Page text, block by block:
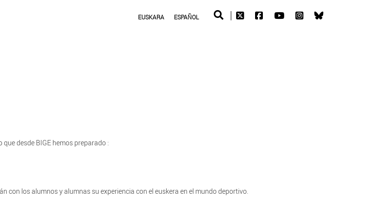
EUSKARA ESPAÑOL
desde BIGE hemos preparado :
con los alumnos y alumnas su experiencia con el euskera en el mundo deportivo.